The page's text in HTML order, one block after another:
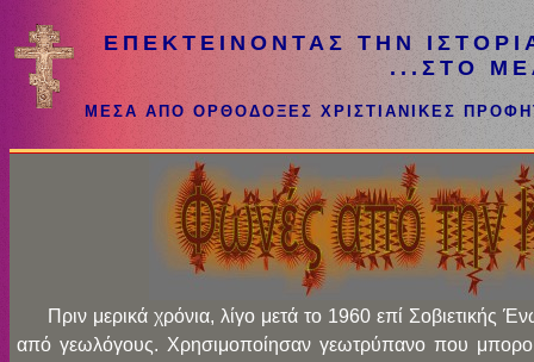
ΕΠΕΚΤΕΙΝΟΝΤΑΣ ΤΗΝ
...ΣΤΟ
ΜΕΣΑ ΑΠΟ ΟΡΘΟΔΟΞΕΣ ΧΡΙΣΤΙΑΝΙΚΕΣ
Πριν μερικά χρόνια, λίγο μετά το 1960 επί Σοβιετικής
από γεωλόγους. Χρησιμοποίησαν γεωτρύπανο που